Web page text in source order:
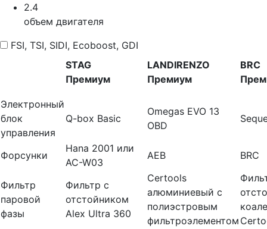
2.4
объем двигателя
FSI, TSI, SIDI, Ecoboost, GDI
STAG
Премиум
LANDIRENZO
Премиум
BRC
Электронный
блок
управления
Q-box Basic
Omegas EVO 13
OBD
Форсунки
Hana 2001 или
AC-W03
AEB BRC
Фильтр
паровой
фазы
Фильтр с
отстойником
Alex Ultra 360
Certools
алюминиевый с
полиэстровым
фильтроэлементом